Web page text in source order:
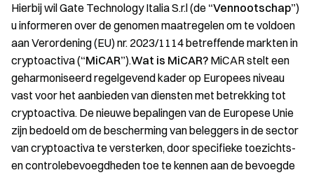
Hierbij wil Gate Technology Italia S.r.l (de “Vennootschap”)
u informeren over de genomen maatregelen om te voldoen
aan Verordening (EU) nr. 2023/1114 betreffende markten in
cryptoactiva (“MiCAR”).Wat is MiCAR? MiCAR stelt een
geharmoniseerd regelgevend kader op Europees niveau
vast voor het aanbieden van diensten met betrekking tot
cryptoactiva. De nieuwe bepalingen van de Europese Unie
zijn bedoeld om de bescherming van beleggers in de sector
van cryptoactiva te versterken, door specifieke toezichts-
en controlebevoegdheden toe te kennen aan de bevoegde